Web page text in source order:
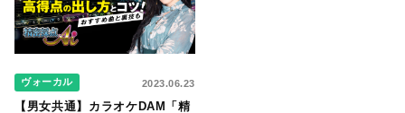
ヴォーカル 2023.06.23
【男女共通】カラオケDAM「精